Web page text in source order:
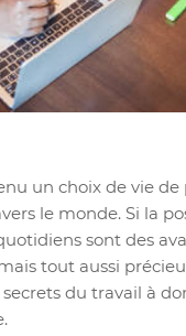
un choix de vie
le monde. Si la
sont des
tout aussi
du travail à